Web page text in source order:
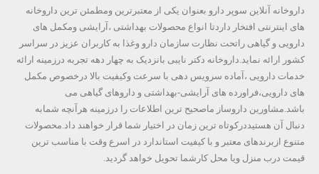
داروخانه آنلاین سوپر دارو بعنوان یکی از معتبرترین ومطمئن ترین داروخانه
های اینترنتی افتخار داردتا انواع محصولات بهداشتی ،آرایشی ومکمل های
دارویی و گیاهی راتحت نظارت سازمان دارو وغذا به کاربران عزیز در سراسر
کشور ارائه نماید.داروخانه دکتر نایبی بانزدیک به چهار دهه تجربه درزمینه ارائه
خدمات دارویی ،آماده سرویس دهی با سرعت وکیفیت بالا درخصوص مکمل
های دارویی،فراورده های آرایشی-بهداشتی و داروهای گیاهی می
باشد.مشاورین داروساز ماصحیح ترین اطلاعات را درزمینه هرآنچه شمابه
دنبال آن هستیددرکوتاه ترین زمان در اختیار شما قرار خواهند داد.محصولات
متنوع ازبرندهای معتبر و با کیفیت استاندارد در اسرع وقت با مناسب ترین
قیمت درب منزل ویا محل کارشما تحویل خواهد گردید.